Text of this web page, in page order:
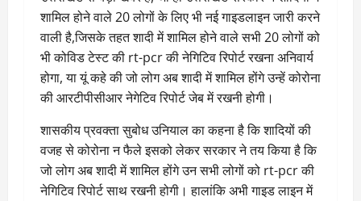
शामिल होने वाले 20 लोगों के लिए भी नई गाइडलाइन जारी करने
वाली है,जिसके तहत शादी में शामिल होने वाले सभी 20 लोगों को
भी कोविड टेस्ट की rt-pcr की नेगिटिव रिपोर्ट रखना अनिवार्य
होगा, या यूं कहे की जो लोग अब शादी में शामिल होंगे उन्हें कोरोना
की आरटीपीसीआर नेगेटिव रिपोर्ट जेब में रखनी होगी।
शासकीय प्रवक्ता सुबोध उनियाल का कहना है कि शादियों की
वजह से कोरोना न फैले इसको लेकर सरकार ने तय किया है कि
जो लोग अब शादी में शामिल होंगे उन सभी लोगों को rt-pcr की
नेगिटिव रिपोर्ट साथ रखनी होगी। हालांकि अभी गाइड लाइन में